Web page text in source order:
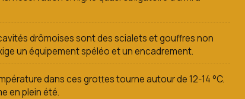
drômoises sont des scialets et gouffres non
un équipement spéléo et un encadrement.
dans ces grottes tourne autour de 12-14 °C.
en plein été.